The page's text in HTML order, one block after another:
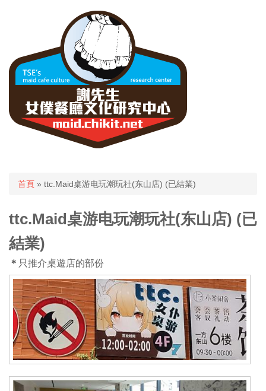
您在這裡
首頁 » ttc.Maid桌游电玩潮玩社(东山店) (已結業)
ttc.Maid桌游电玩潮玩社(东山店) (已
結業)
＊ 只推介桌遊店的部份